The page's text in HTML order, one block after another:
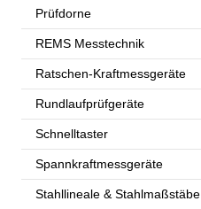
Prüfdorne
REMS Messtechnik
Ratschen-Kraftmessgeräte
Rundlaufprüfgeräte
Schnelltaster
Spannkraftmessgeräte
Stahllineale & Stahlmaßstäbe